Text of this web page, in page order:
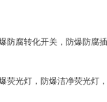
防腐转化开关，防爆防腐
荧光灯，防爆洁净荧光灯